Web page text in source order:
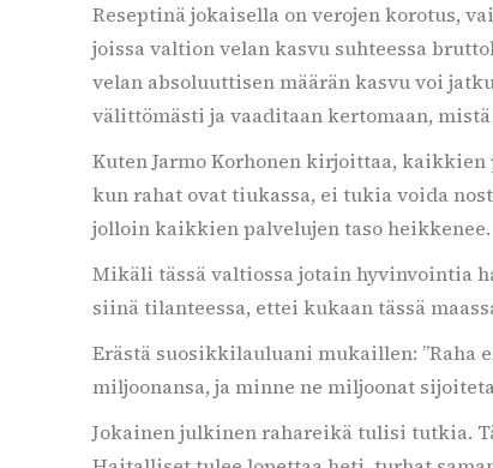
Reseptinä jokaisella on verojen korotus,
joissa valtion velan kasvu suhteessa
velan absoluuttisen määrän kasvu voi
välittömästi ja vaaditaan kertomaan,
Kuten Jarmo Korhonen kirjoittaa,
kun rahat ovat tiukassa, ei tukia voida
jolloin kaikkien palvelujen taso heikkenee.
Mikäli tässä valtiossa jotain hyvinvointia
siinä tilanteessa, ettei kukaan tässä
Erästä suosikkilauluani mukaillen: ”Raha
miljoonansa, ja minne ne miljoonat
Jokainen julkinen rahareikä tulisi tutkia.